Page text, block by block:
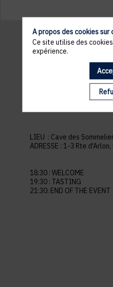
pratiques
LIEU : Cave des
ADRESSE : 1-3 Rte
18:30 : WELCOME
19:30 : TASTING
21:30: END OF THE EVENT
A propos des cookies sur
Ce site utilise des
expérience.